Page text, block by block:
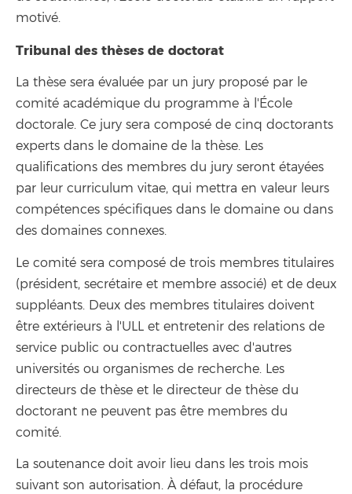
motivé.
Tribunal des thèses de doctorat
La thèse sera évaluée par un jury proposé par le
comité académique du programme à l'École
doctorale. Ce jury sera composé de cinq doctorants
experts dans le domaine de la thèse. Les
qualifications des membres du jury seront étayées
par leur curriculum vitae, qui mettra en valeur leurs
compétences spécifiques dans le domaine ou dans
des domaines connexes.
Le comité sera composé de trois membres titulaires
(président, secrétaire et membre associé) et de deux
suppléants. Deux des membres titulaires doivent
être extérieurs à l'ULL et entretenir des relations de
service public ou contractuelles avec d'autres
universités ou organismes de recherche. Les
directeurs de thèse et le directeur de thèse du
doctorant ne peuvent pas être membres du
comité.
La soutenance doit avoir lieu dans les trois mois
suivant son autorisation. À défaut, la procédure